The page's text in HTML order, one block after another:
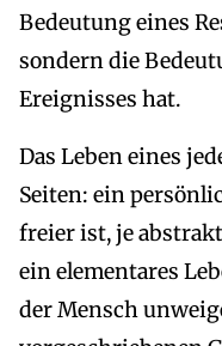
Bedeutung eines
sondern die
Ereignisses hat.
Das Leben eines
Seiten: ein
freier ist, je
ein elementares
der Mensch